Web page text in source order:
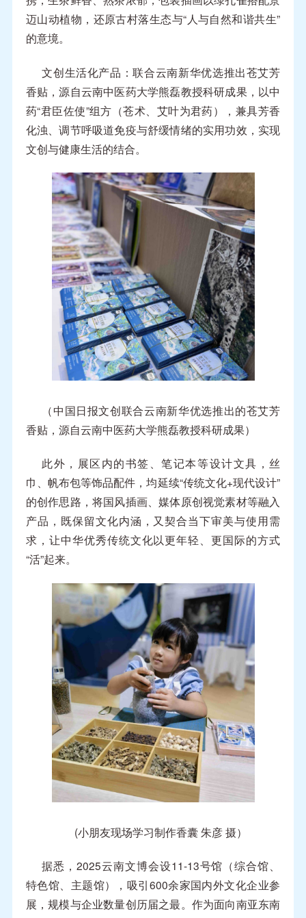
迈山动植物，还原古村落生态与“人与自然和谐共生”
的意境。
文创生活化产品：联合云南新华优选推出苍艾芳
香贴，源自云南中医药大学熊磊教授科研成果，以中
药“君臣佐使”组方（苍术、艾叶为君药），兼具芳香
化浊、调节呼吸道免疫与舒缓情绪的实用功效，实现
文创与健康生活的结合。
（中国日报文创联合云南新华优选推出的苍艾芳
香贴，源自云南中医药大学熊磊教授科研成果）
此外，展区内的书签、笔记本等设计文具，丝
巾、帆布包等饰品配件，均延续“传统文化+现代设计”
的创作思路，将国风插画、媒体原创视觉素材等融入
产品，既保留文化内涵，又契合当下审美与使用需
求，让中华优秀传统文化以更年轻、更国际的方式
“活”起来。
(小朋友现场学习制作香囊 朱彦 摄）
据悉，2025云南文博会设11-13号馆（综合馆、
特色馆、主题馆），吸引600余家国内外文化企业参
展，规模与企业数量创历届之最。作为面向南亚东南